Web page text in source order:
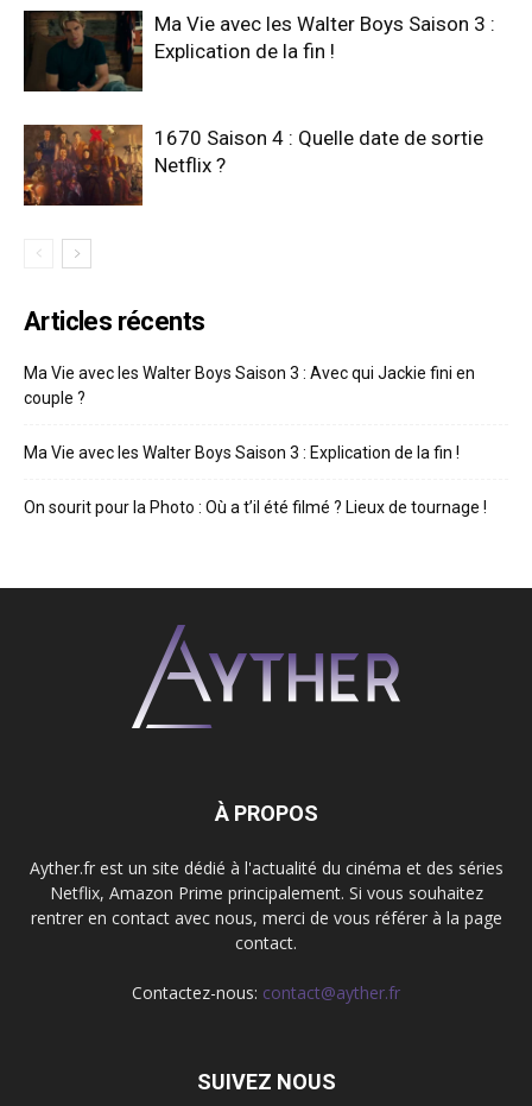
Ma Vie avec les Walter Boys Saison 3 :
Explication de la fin !
1670 Saison 4 : Quelle date de sortie
Netflix ?
Articles récents
Ma Vie avec les Walter Boys Saison 3 : Avec qui Jackie fini en
couple ?
Ma Vie avec les Walter Boys Saison 3 : Explication de la fin !
On sourit pour la Photo : Où a t’il été filmé ? Lieux de tournage !
À PROPOS
Ayther.fr est un site dédié à l'actualité du cinéma et des séries
Netflix, Amazon Prime principalement. Si vous souhaitez
rentrer en contact avec nous, merci de vous référer à la page
contact.
Contactez-nous: contact@ayther.fr
SUIVEZ NOUS